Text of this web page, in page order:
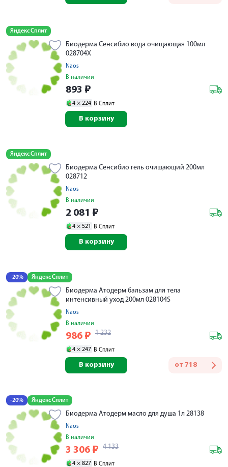
Яндекс Сплит
Биодерма Сенсибио вода очищающая 100мл
028704X
Naos
В наличии
893 ₽
4 × 224 В Сплит
В корзину
Яндекс Сплит
Биодерма Сенсибио гель очищающий 200мл
028712
Naos
В наличии
2 081 ₽
4 × 521 В Сплит
В корзину
-20% Яндекс Сплит
Биодерма Атодерм бальзам для тела
интенсивный уход 200мл 028104S
Naos
В наличии
986 ₽ 1 232
4 × 247 В Сплит
от 718
В корзину
-20% Яндекс Сплит
Биодерма Атодерм масло для душа 1л 28138
Naos
В наличии
3 306 ₽ 4 133
4 × 827 В Сплит